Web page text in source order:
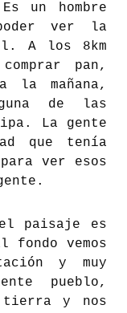
un hombre
poder ver la
A los 8km
pan,
la mañana,
de las
La gente
que tenía
ver esos
paisaje es
fondo vemos
y muy
pueblo,
tierra y nos